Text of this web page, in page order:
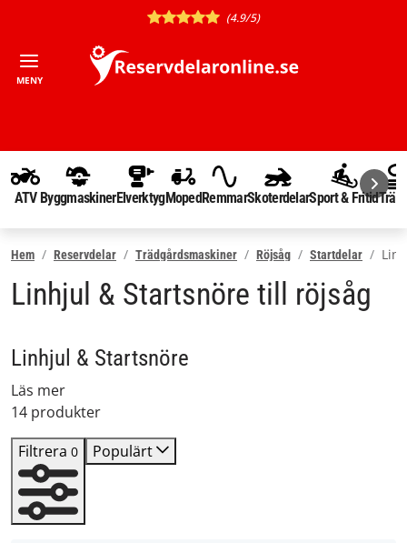
(4.9/5)
MENY
ATV ByggmaskinerElverktygMopedRemmarSkoterdelarSport & Fritid
Hem Reservdelar Trädgårdsmaskiner Röjsåg Startdelar
Linhjul & Startsnöre till röjsåg
Linhjul & Startsnöre
Läs mer
14 produkter
Filtrera 0 Populärt